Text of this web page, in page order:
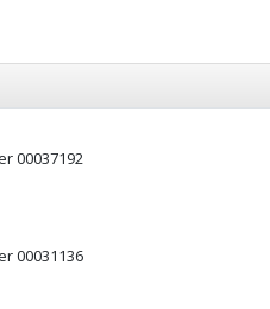
00037192
00031136